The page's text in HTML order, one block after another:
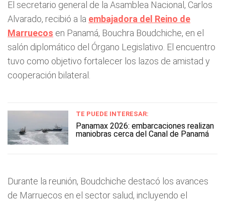
El secretario general de la Asamblea Nacional, Carlos
Alvarado, recibió a la embajadora del Reino de
Marruecos en Panamá, Bouchra Boudchiche, en el
salón diplomático del Órgano Legislativo. El encuentro
tuvo como objetivo fortalecer los lazos de amistad y
cooperación bilateral.
TE PUEDE INTERESAR:
Panamax 2026: embarcaciones realizan
maniobras cerca del Canal de Panamá
Durante la reunión, Boudchiche destacó los avances
de Marruecos en el sector salud, incluyendo el